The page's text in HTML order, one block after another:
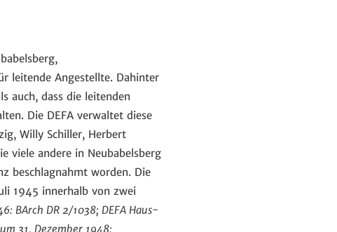
leitende Angestellte. Dahinter
auch, dass die leitenden
Die DEFA verwaltet diese
Willy Schiller, Herbert
viele andere in Neubabelsberg
beschlagnahmt worden. Die
1945 innerhalb von zwei
BArch DR 2/1038; DEFA Haus-
31. Dezember 1948: